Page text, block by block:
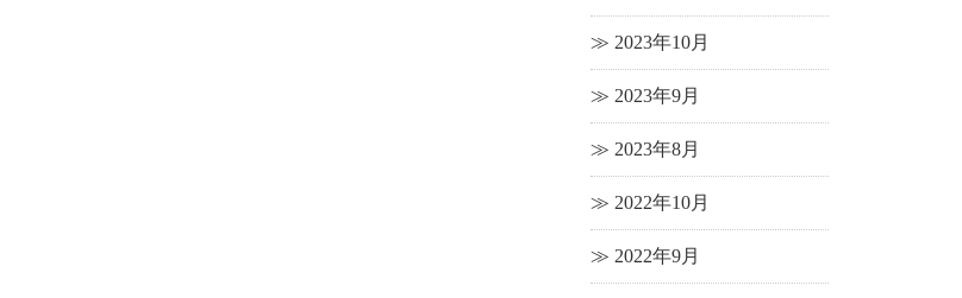
2023年10月
2023年9月
2023年8月
2022年10月
2022年9月